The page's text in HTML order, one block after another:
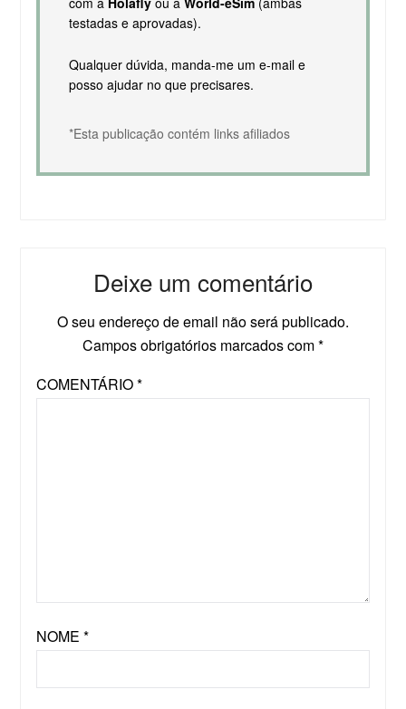
testadas e aprovadas).
Qualquer dúvida, manda-me um e-mail e
posso ajudar no que precisares.
*Esta publicação contém links afiliados
Deixe um comentário
O seu endereço de email não será publicado.
Campos obrigatórios marcados com*
COMENTÁRIO*
NOME *